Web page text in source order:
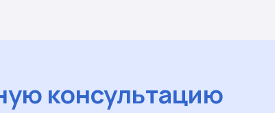
консультацию